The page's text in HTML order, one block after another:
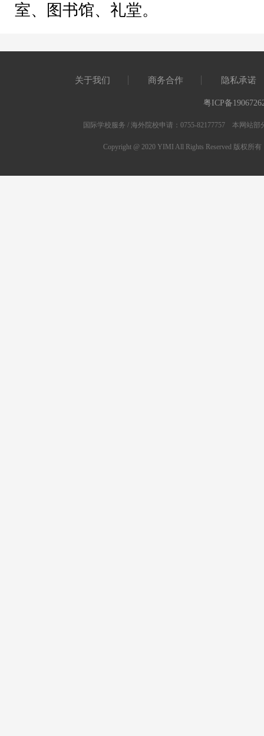
室、图书馆、礼堂。
关于我们 商务合作 隐私承诺
粤ICP备
国际学校服务 / 海外院校申请：0755-82177757 本网站
Copyright @ 2020 YIMI All Rights Reserved 版权所